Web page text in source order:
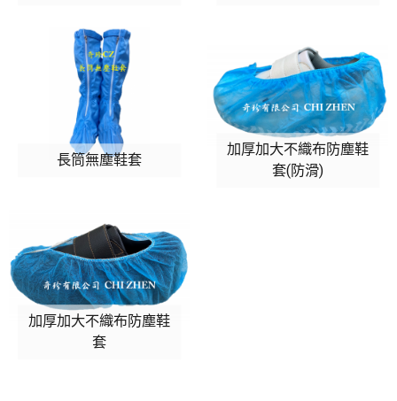
雨鞋.雨靴.膠鞋
維展皮布料
無塵室用品
防塵鞋套
無塵衣
口罩
配件
長筒無塵鞋套
加厚加大不織布防塵鞋
套(防滑)
加厚加大不織布防塵鞋
套